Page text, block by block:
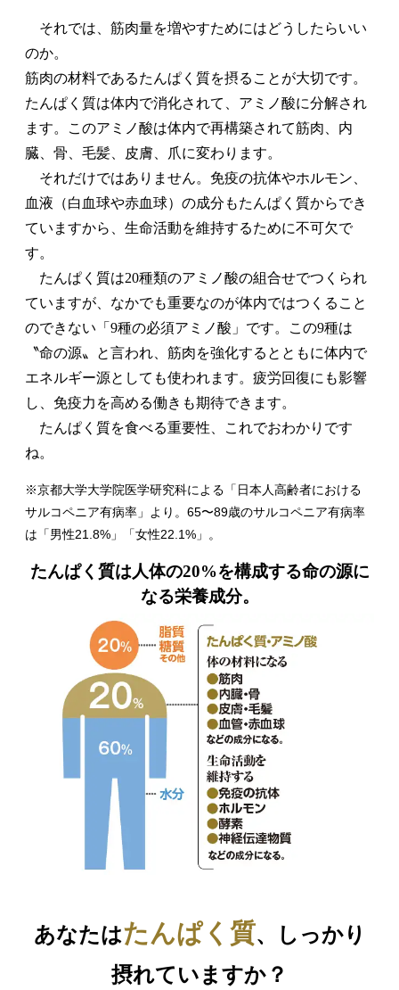
それでは、筋肉量を増やすためにはどうしたらいい
のか。
筋肉の材料であるたんぱく質を摂ることが大切です。
たんぱく質は体内で消化されて、アミノ酸に分解され
ます。このアミノ酸は体内で再構築されて筋肉、内
臓、骨、毛髪、皮膚、爪に変わります。
それだけではありません。免疫の抗体やホルモン、
血液（白血球や赤血球）の成分もたんぱく質からでき
ていますから、生命活動を維持するために不可欠で
す。
たんぱく質は20種類のアミノ酸の組合せでつくられ
ていますが、なかでも重要なのが体内ではつくること
のできない「9種の必須アミノ酸」です。この9種は
〝命の源〟と言われ、筋肉を強化するとともに体内で
エネルギー源としても使われます。疲労回復にも影響
し、免疫力を高める働きも期待できます。
たんぱく質を食べる重要性、これでおわかりです
ね。
※京都大学大学院医学研究科による「日本人高齢者における
サルコペニア有病率」より。65〜89歳のサルコペニア有病率
は「男性21.8%」「女性22.1%」。
たんぱく質は人体の20%を構成する命の源に
なる栄養成分。
あなたはたんぱく質、しっかり
摂れていますか？